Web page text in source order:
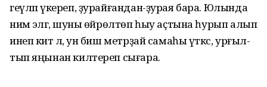
геүләп үкереп, ҙурайғандан-ҙурая бара. Юлында
нимә эләгә, шуны өй­рөл­төп һыу аҫтына һурып алып
инеп китә лә, ун биш метрҙай самаһы үткәс, урғыл­
тып яңынан килтереп сығара.